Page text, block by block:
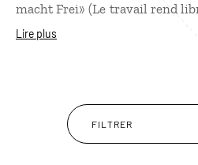
macht Frei» (Le travail rend
de 200 hectares, entourés
fortune, détruites par les nazis
fours crématoires, ont été
l’émotion que suscite le
Lire plus
FILTRER